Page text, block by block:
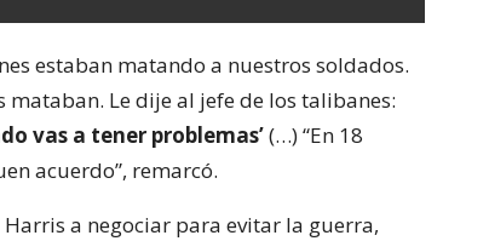
estaban matando a nuestros soldados.
Le dije al jefe de los talibanes:
vas a tener problemas’(…) “En 18
acuerdo”, remarcó.
a negociar para evitar la guerra,